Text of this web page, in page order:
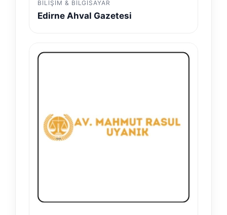
BILIŞIM & BILGISAYAR
Edirne Ahval Gazetesi